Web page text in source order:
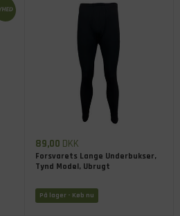
89,00 DKK
Forsvarets Lange Underbukser,
Tynd Model, Ubrugt
På lager - Køb nu